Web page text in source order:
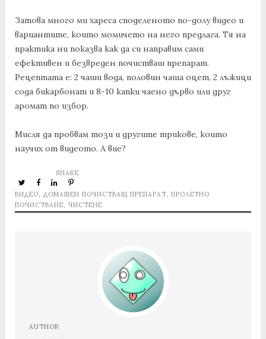
Затова много ми хареса споделеното по-долу видео и
вариантите, които момичето на него предлага. Тя на
практика ни показва как да си направим сами
ефективен и безвреден почистваш препарат.
Рецептата е: 2 чаши вода, половин чаша оцет, 2 лъжици
сода бикарбонат и 8-10 капки чаено дърво или друг
аромат по избор.
Мисля да пробвам този и другите трикове, които
научих от видеото. А вие?
ВИДЕО, ДОМАШЕН ПОЧИСТВАЩ ПРЕПАРАТ, ПРОЛЕТНО
ПОЧИСТВАНЕ, ЧИСТЕНЕ
SHARE
AUTHOR